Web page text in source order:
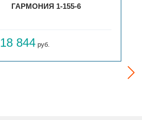
ГАРМОНИЯ 1-155-6
18 844 руб.